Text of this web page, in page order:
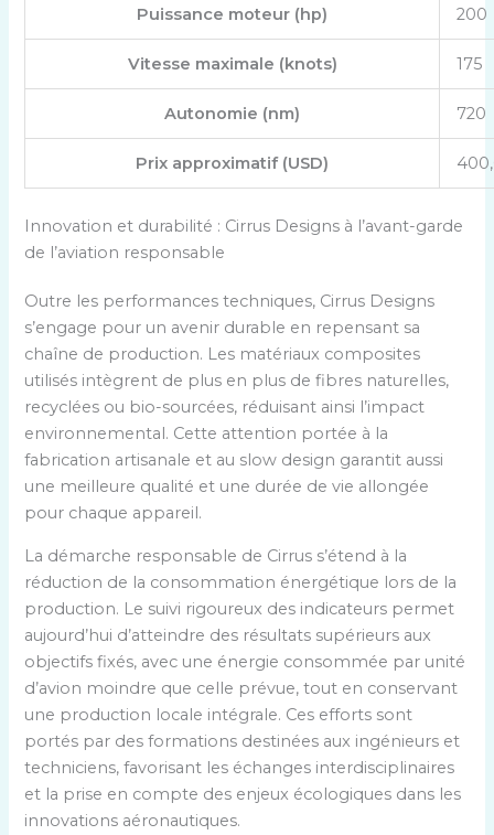
Puissance moteur (hp) 200
Vitesse maximale (knots) 175
Autonomie (nm) 720
Prix approximatif (USD)
Innovation et durabilité : Cirrus Designs à l’avant-garde
de l’aviation responsable
Outre les performances techniques, Cirrus Designs
s’engage pour un avenir durable en repensant sa
chaîne de production. Les matériaux composites
utilisés intègrent de plus en plus de fibres naturelles,
recyclées ou bio-sourcées, réduisant ainsi l’impact
environnemental. Cette attention portée à la
fabrication artisanale et au slow design garantit aussi
une meilleure qualité et une durée de vie allongée
pour chaque appareil.
La démarche responsable de Cirrus s’étend à la
réduction de la consommation énergétique lors de la
production. Le suivi rigoureux des indicateurs permet
aujourd’hui d’atteindre des résultats supérieurs aux
objectifs fixés, avec une énergie consommée par unité
d’avion moindre que celle prévue, tout en conservant
une production locale intégrale. Ces efforts sont
portés par des formations destinées aux ingénieurs et
techniciens, favorisant les échanges interdisciplinaires
et la prise en compte des enjeux écologiques dans les
innovations aéronautiques.